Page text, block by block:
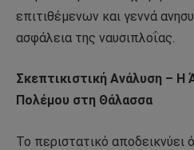
επιτιθέμενων και γεννά
ασφάλεια της ναυσιπλοΐας.
Σκεπτικιστική Ανάλυση – Η
Πολέμου στη Θάλασσα
Το περιστατικό αποδεικνύει